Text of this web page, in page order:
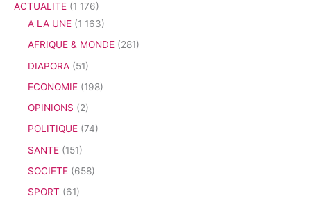
ACTUALITE (1 176)
A LA UNE (1 163)
AFRIQUE & MONDE (281)
DIAPORA (51)
ECONOMIE (198)
OPINIONS (2)
POLITIQUE (74)
SANTE (151)
SOCIETE (658)
SPORT (61)